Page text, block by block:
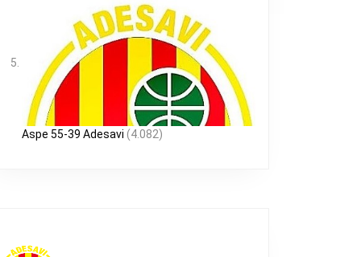
Aspe 55-39 Adesavi (4.082)